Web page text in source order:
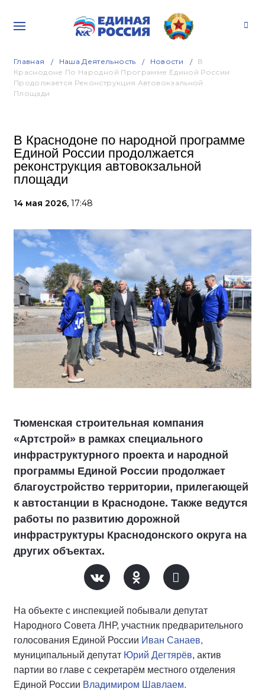
Главная Наша Деятельность Новости
В
Краснодоне По Народной Программе Единой России
Продолжается Реконструкция Автовокзальной
Площади
В Краснодоне по народной программе
Единой России продолжается
реконструкция автовокзальной
площади
14 мая 2026, 17:48
Тюменская строительная компания
«Артстрой» в рамках специального
инфраструктурного проекта и народной
программы Единой России продолжает
благоустройство территории, прилегающей
к автостанции в Краснодоне. Также ведутся
работы по развитию дорожной
инфраструктуры Краснодонского округа на
других объектах.
На объекте с инспекцией побывали депутат
Народного Совета ЛНР, участник предварительного
голосования Единой России Иван Санаев,
муниципальный депутат Юрий Дегтярёв, актив
партии во главе с секретарём местного отделения
Единой России Владимиром Шавлаем.